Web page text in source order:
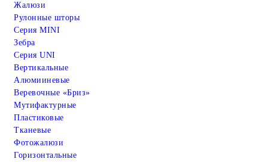
Жалюзи
Рулонные шторы
Серия MINI
Зебра
Серия UNI
Вертикальные
Алюмииневые
Веревочные «Бриз»
Мутифактурные
Пластиковые
Тканевые
Фотожалюзи
Горизонтальные